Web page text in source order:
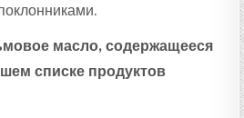
масло, содержащееся
списке продуктов